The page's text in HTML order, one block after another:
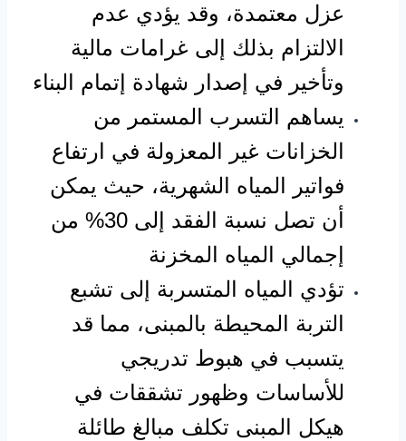
عزل معتمدة، وقد يؤدي عدم
الالتزام بذلك إلى غرامات مالية
وتأخير في إصدار شهادة إتمام البناء
يساهم التسرب المستمر من
الخزانات غير المعزولة في ارتفاع
فواتير المياه الشهرية، حيث يمكن
أن تصل نسبة الفقد إلى 30% من
إجمالي المياه المخزنة
تؤدي المياه المتسربة إلى تشبع
التربة المحيطة بالمبنى، مما قد
يتسبب في هبوط تدريجي
للأساسات وظهور تشققات في
هيكل المبنى تكلف مبالغ طائلة